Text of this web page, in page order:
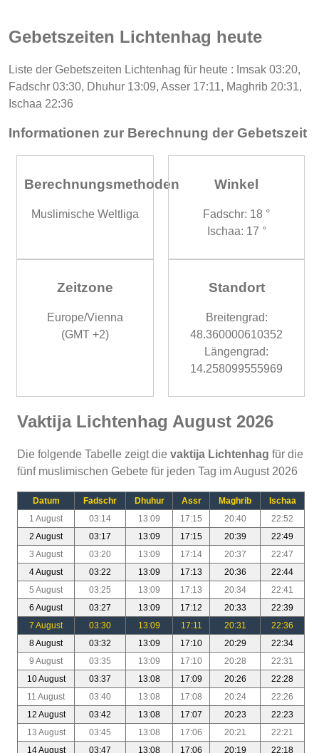
Gebetszeiten Lichtenhag heute
Liste der Gebetszeiten Lichtenhag für heute : Imsak 03:20,
Fadschr 03:30, Dhuhur 13:09, Asser 17:11, Maghrib 20:31,
Ischaa 22:36
Informationen zur Berechnung der Gebetszeit
Berechnungsmethoden
Muslimische Weltliga
Winkel
Fadschr: 18 °
Ischaa: 17 °
Zeitzone
Europe/Vienna
(GMT +2)
Standort
Breitengrad:
48.360000610352
Längengrad:
14.258099555969
Vaktija Lichtenhag August 2026
Die folgende Tabelle zeigt die vaktija Lichtenhag für die
fünf muslimischen Gebete für jeden Tag im August 2026
Datum Fadschr Dhuhur Assr Maghrib
Ischaa
1 August
03:14 13:09 17:15 20:40
22:52
2 August
03:17 13:09 17:15 20:39
22:49
3 August
03:20 13:09 17:14 20:37
22:47
4 August
03:22 13:09 17:13 20:36
22:44
5 August
03:25 13:09 17:13 20:34
22:41
6 August
03:27 13:09 17:12 20:33
22:39
7 August
03:30 13:09 17:11 20:31
22:36
8 August
03:32 13:09 17:10 20:29
22:34
9 August
03:35 13:09 17:10 20:28
22:31
10 August
03:37 13:08 17:09 20:26
22:28
11 August
03:40 13:08 17:08 20:24
22:26
12 August
03:42 13:08 17:07 20:23
22:23
13 August
03:45 13:08 17:06 20:21
22:21
14 August
03:47 13:08 17:06 20:19 22:18